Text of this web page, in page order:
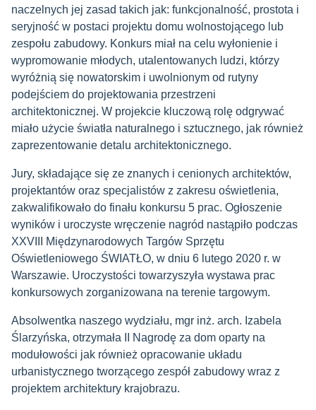
naczelnych jej zasad takich jak: funkcjonalność, prostota i
seryjność w postaci projektu domu wolnostojącego lub
zespołu zabudowy. Konkurs miał na celu wyłonienie i
wypromowanie młodych, utalentowanych ludzi, którzy
wyróżnią się nowatorskim i uwolnionym od rutyny
podejściem do projektowania przestrzeni
architektonicznej. W projekcie kluczową rolę odgrywać
miało użycie światła naturalnego i sztucznego, jak również
zaprezentowanie detalu architektonicznego.
Jury, składające się ze znanych i cenionych architektów,
projektantów oraz specjalistów z zakresu oświetlenia,
zakwalifikowało do finału konkursu 5 prac. Ogłoszenie
wyników i uroczyste wręczenie nagród nastąpiło podczas
XXVIII Międzynarodowych Targów Sprzętu
Oświetleniowego ŚWIATŁO, w dniu 6 lutego 2020 r. w
Warszawie. Uroczystości towarzyszyła wystawa prac
konkursowych zorganizowana na terenie targowym.
Absolwentka naszego wydziału, mgr inż. arch. Izabela
Ślarzyńska, otrzymała II Nagrodę za dom oparty na
modułowości jak również opracowanie układu
urbanistycznego tworzącego zespół zabudowy wraz z
projektem architektury krajobrazu.